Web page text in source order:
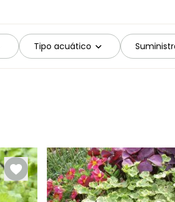
Tipo acuático